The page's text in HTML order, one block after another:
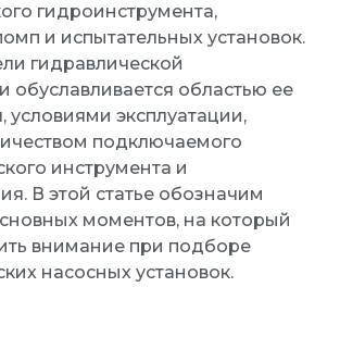
гидроинструмента,
и испытательных установок.
гидравлической
обуславливается областью ее
условиями эксплуатации,
подключаемого
инструмента и
В этой статье обозначим
моментов, на который
внимание при подборе
насосных установок.